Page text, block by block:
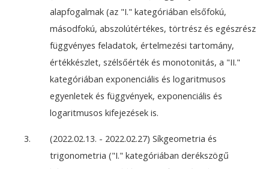
alapfogalmak (az "I." kategóriában elsőfokú,
másodfokú, abszolútértékes, törtrész és egészrész
függvényes feladatok, értelmezési tartomány,
értékkészlet, szélsőérték és monotonitás, a "II."
kategóriában exponenciális és logaritmusos
egyenletek és függvények, exponenciális és
logaritmusos kifejezések is.
(2022.02.13. - 2022.02.27) Síkgeometria és
trigonometria ("I." kategóriában derékszögű